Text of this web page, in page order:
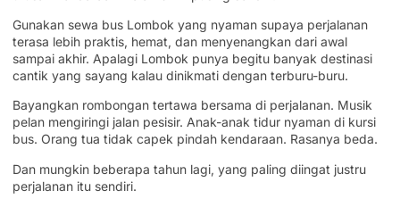
Gunakan sewa bus Lombok yang nyaman supaya perjalanan
terasa lebih praktis, hemat, dan menyenangkan dari awal
sampai akhir. Apalagi Lombok punya begitu banyak destinasi
cantik yang sayang kalau dinikmati dengan terburu-buru.
Bayangkan rombongan tertawa bersama di perjalanan. Musik
pelan mengiringi jalan pesisir. Anak-anak tidur nyaman di kursi
bus. Orang tua tidak capek pindah kendaraan. Rasanya beda.
Dan mungkin beberapa tahun lagi, yang paling diingat justru
perjalanan itu sendiri.